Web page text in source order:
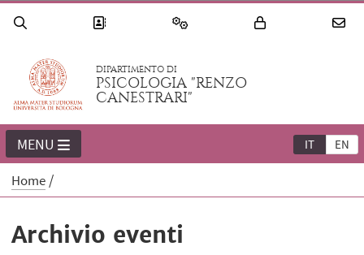
DIPARTIMENTO DI
PSICOLOGIA "RENZO
CANESTRARI"
IT EN
MENU
Home
Archivio eventi